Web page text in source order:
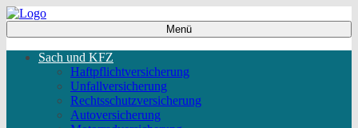
Menü
Sach und KFZ
Haftpflichtversicherung
Unfallversicherung
Rechtsschutzversicherung
Autoversicherung